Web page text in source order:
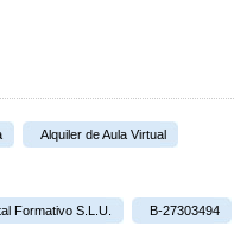
Alquiler de Aula Virtual
Formativo S.L.U. B-27303494